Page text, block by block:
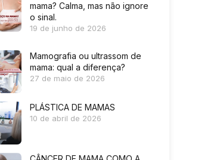
mama? Calma, mas não ignore
o sinal.
19 de junho de 2026
Mamografia ou ultrassom de
mama: qual a diferença?
27 de maio de 2026
PLÁSTICA DE MAMAS
10 de abril de 2026